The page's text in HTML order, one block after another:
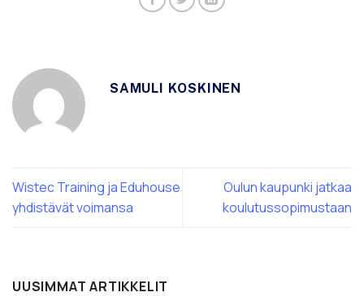
SAMULI KOSKINEN
Wistec Training ja Eduhouse
yhdistävät voimansa
Oulun kaupunki jatkaa
koulutussopimustaan
UUSIMMAT ARTIKKELIT